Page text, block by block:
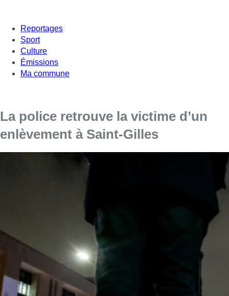
Reportages
Sport
Culture
Émissions
Ma commune
La police retrouve la victime d’un
enlèvement à Saint-Gilles